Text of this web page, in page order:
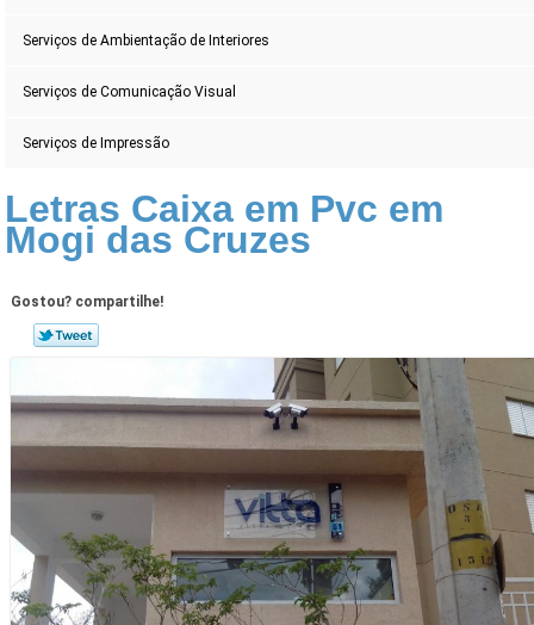
Serviços de Ambientação de Interiores
Serviços de Comunicação Visual
Serviços de Impressão
Letras Caixa em Pvc em
Mogi das Cruzes
Gostou? compartilhe!